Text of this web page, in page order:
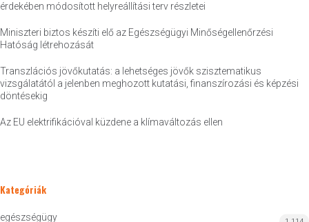
érdekében módosított helyreállítási terv részletei
Miniszteri biztos készíti elő az Egészségügyi Minőségellenőrzési
Hatóság létrehozását
Transzlációs jövőkutatás: a lehetséges jövők szisztematikus
vizsgálatától a jelenben meghozott kutatási, finanszírozási és képzési
döntésekig
Az EU elektrifikációval küzdene a klímaváltozás ellen
Kategóriák
egészségügy